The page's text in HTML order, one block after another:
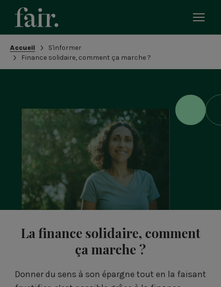
le
Fil
d'Ariane
Accueil
S'informer
Finance solidaire, comment ça marche ?
La finance solidaire, comment
ça marche ?
Donner du sens à son épargne tout en la faisant